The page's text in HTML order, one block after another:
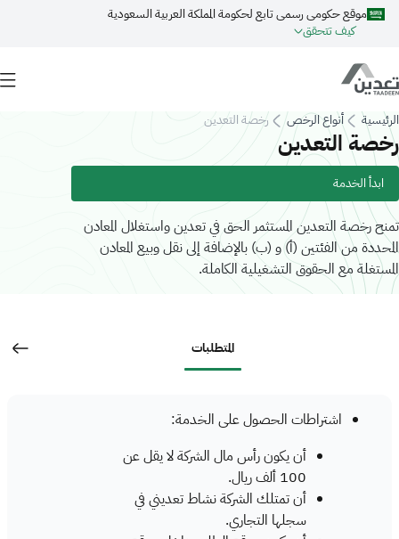
Skip to main
موقع حكومي رسمي تابع لحكومة المملكة العربية السعودية
كيف تتحقق
أنواع الرخص رخصة التعدين
التعدين
ابدأ الخدمة
رخصة التعدين المستثمر الحق في تعدين واستغلال المعادن
من الفئتين (أ) و (ب) بالإضافة إلى نقل وبيع المعادن
مع الحقوق التشغيلية الكاملة.
المتطلبات
اشتراطات الحصول على الخدمة:
أن يكون رأس مال الشركة لا يقل عن
100 ألف ريال.
أن تمتلك الشركة نشاط تعديني في
سجلها التجاري.